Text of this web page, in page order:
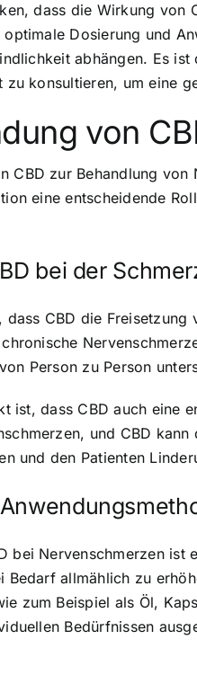
dass die Wirkung von
Dosierung und
abhängen. Es
zu konsultieren, um eine
von
CBD zur Behandlung
eine entscheidende
bei der
dass CBD die
Person zu Person
ist, dass CBD auch eine
und CBD
und den Patienten
bei Nervenschmerzen
Bedarf allmählich zu
zum Beispiel als Öl,
Bedürfnissen